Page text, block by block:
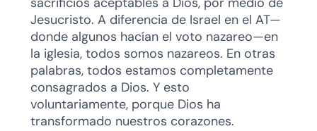
Jesucristo. A diferencia de Israel en el AT—
donde algunos hacían el voto nazareo—en
la iglesia, todos somos nazareos. En otras
palabras, todos estamos completamente
consagrados a Dios. Y esto
voluntariamente, porque Dios ha
transformado nuestros corazones.